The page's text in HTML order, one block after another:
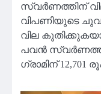
സ്വർണത്തിന്
വിപണിയുടെ
വില
പവൻ
ഗ്രാമിന് 12,701